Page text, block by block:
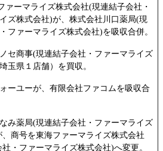
ァーマライズ株式会社(現連結子会社・
ズ株式会社)が、株式会社川口薬局(現
ファーマライズ株式会社)を吸収合併。
セ商事(現連結子会社・ファーマライズ
玉県１店舗）を買収。
ーユーが、有限会社ファコムを吸収合
み薬局(現連結子会社・ファーマライズ
商号を東海ファーマライズ株式会社
・ファーマライズ株式会社)へ変更。